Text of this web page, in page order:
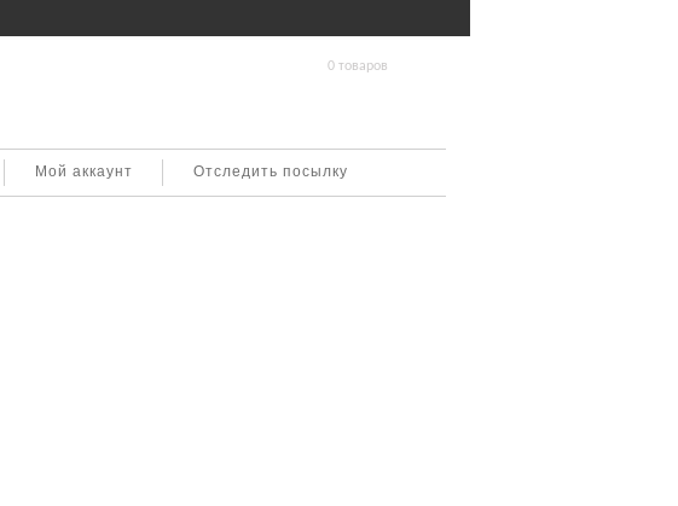
0 товаров
Мой аккаунт Отследить посылку